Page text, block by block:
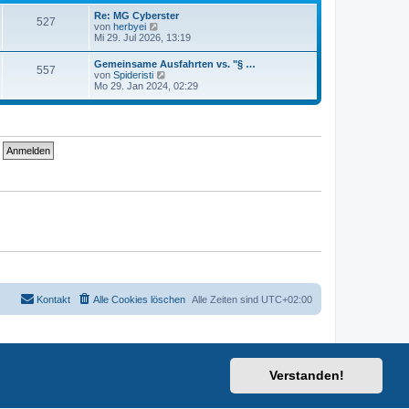
Verstanden!
i
t
a
g
e
r
B
e
i
t
a
g
527
Re: MG Cyberster
von herbyei
e
e
s
t
e
r
i
Mi 29. Jul 2026, 13:19
557
Gemeinsame Ausfahrten vs. "§ …
von Spideristi
e
e
e
t
Mo 29. Jan 2024, 02:29
Alle Zeiten sind UTC+02:00
Alle Cookies löschen
Kontakt